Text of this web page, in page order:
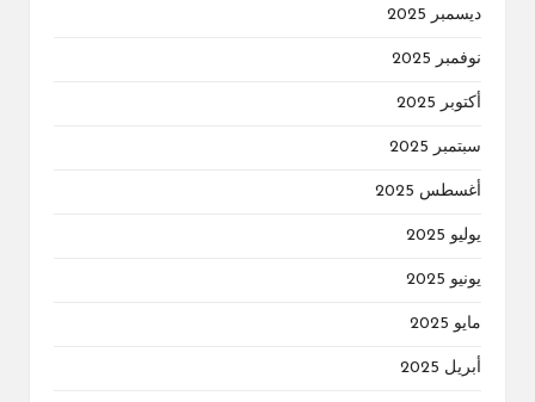
ديسمبر 2025
نوفمبر 2025
أكتوبر 2025
سبتمبر 2025
أغسطس 2025
يوليو 2025
يونيو 2025
مايو 2025
أبريل 2025